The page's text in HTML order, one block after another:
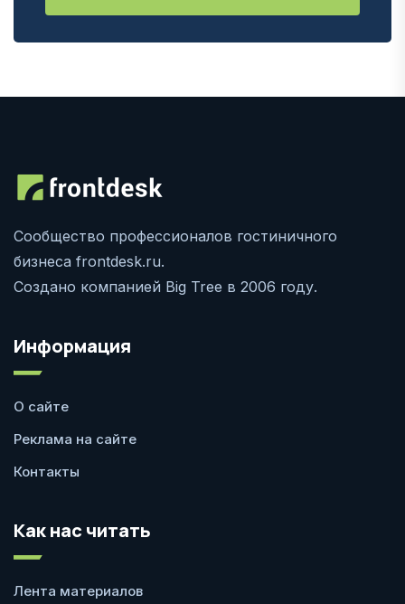
Сообщество профессионалов гостиничного
бизнеса frontdesk.ru.
Создано компанией Big Tree в 2006 году.
Информация
О сайте
Реклама на сайте
Контакты
Как нас читать
Лента материалов